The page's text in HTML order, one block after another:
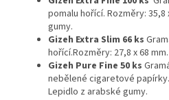
pomalu hořící. Rozměry:
gumy.
Gizeh Extra Slim 66 ks
hořící.Rozměry: 27,8 x 68
Gizeh Pure Fine 50 ks
nebělené cigaretové
Lepidlo z arabské gumy.